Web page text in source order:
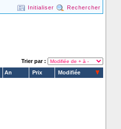
Initialiser Rechercher
Trier par :
An Prix Modifiée